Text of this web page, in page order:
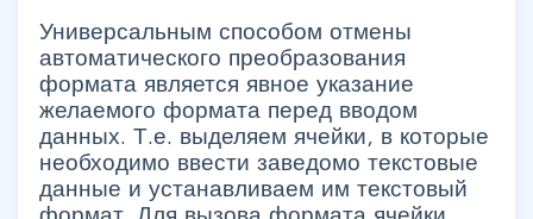
Универсальным способом отмены
автоматического преобразования
формата является явное указание
желаемого формата перед вводом
данных. Т.е. выделяем ячейки, в которые
необходимо ввести заведомо текстовые
данные и устанавливаем им текстовый